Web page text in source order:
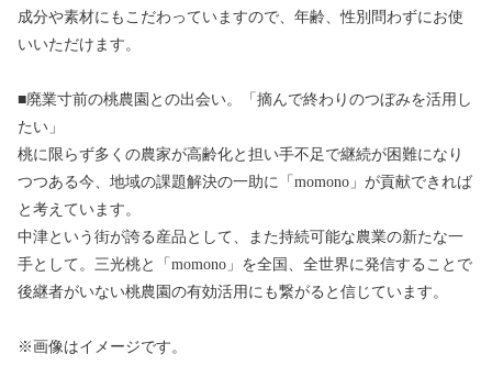
成分や素材にもこだわっていますので、年齢、性別問わずにお使
いいただけます。
■廃業寸前の桃農園との出会い。「摘んで終わりのつぼみを活用し
たい」
桃に限らず多くの農家が高齢化と担い手不足で継続が困難になり
つつある今、地域の課題解決の一助に「momono」が貢献できれば
と考えています。
中津という街が誇る産品として、また持続可能な農業の新たな一
手として。三光桃と「momono」を全国、全世界に発信することで
後継者がいない桃農園の有効活用にも繋がると信じています。
※画像はイメージです。